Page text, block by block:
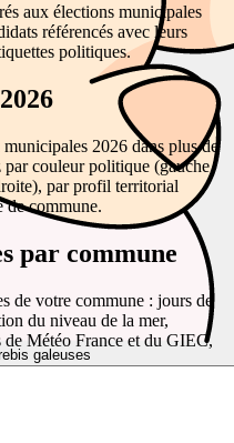
galeuses
aux élections municipales
référencés avec leurs
politiques.
2026 dans plus de
couleur politique (gauche,
par profil territorial
de commune.
par commune
de votre commune : jours de
du niveau de la mer,
de Météo France et du GIEC,